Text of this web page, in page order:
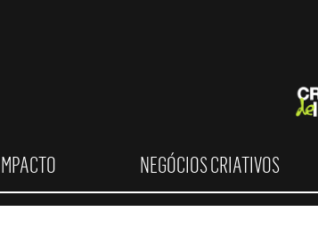
NEGÓCIOS CRIATIVOS